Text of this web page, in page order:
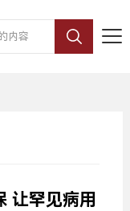
让罕见病用